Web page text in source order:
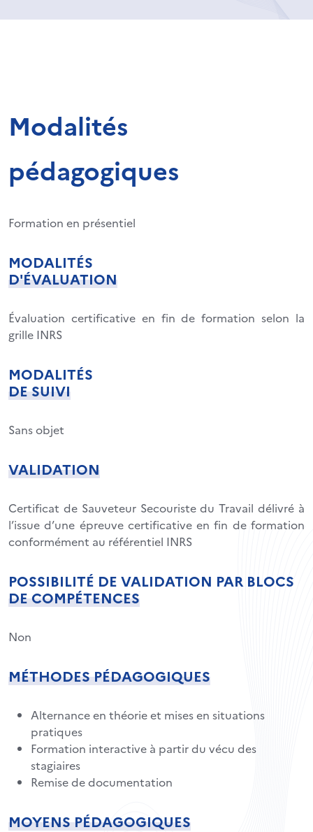
Modalités
pédagogiques
Formation en présentiel
MODALITÉS
D'ÉVALUATION
Évaluation certificative en fin de formation selon la
grille INRS
MODALITÉS
DE SUIVI
Sans objet
VALIDATION
Certificat de Sauveteur Secouriste du Travail délivré à
l’issue d’une épreuve certificative en fin de formation
conformément au référentiel INRS
POSSIBILITÉ DE VALIDATION PAR BLOCS
DE COMPÉTENCES
Non
MÉTHODES PÉDAGOGIQUES
Alternance en théorie et mises en situations
pratiques
Formation interactive à partir du vécu des
stagiaires
Remise de documentation
MOYENS PÉDAGOGIQUES